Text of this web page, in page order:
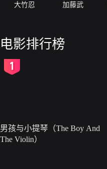
大竹忍 加藤武
电影排行榜
男孩与小提琴（The Boy And
The Violin）